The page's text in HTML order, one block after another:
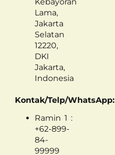
Lama,
Jakarta
Selatan
12220,
DKI
Jakarta,
Indonesia
Kontak/Telp/WhatsApp:
Ramin 1 :
+62-899-
84-
99999